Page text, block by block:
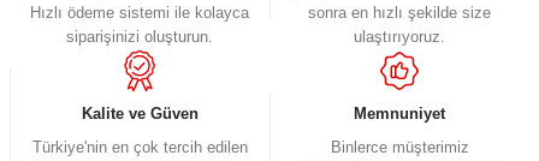
Hızlı ödeme sistemi ile kolayca
siparişinizi oluşturun.
sonra en hızlı şekilde size
ulaştırıyoruz.
Kalite ve Güven
Türkiye'nin en çok tercih edilen
Memnuniyet
Binlerce müşterimiz